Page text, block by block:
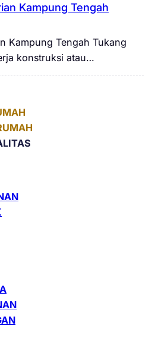
Kampung Tengah
Kampung Tengah Tukang
konstruksi atau…